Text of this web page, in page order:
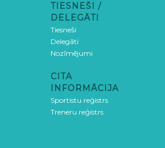
TIESNEŠI /
DELEGĀTI
Tiesneši
Delegāti
Nozīmējumi
CITA
INFORMĀCIJA
Sportistu reģistrs
Treneru reģistrs